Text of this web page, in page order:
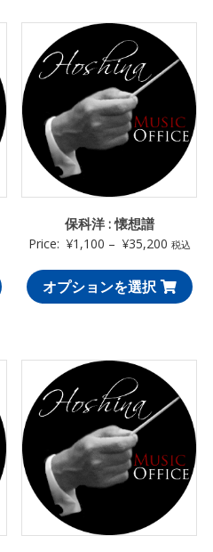
保科洋 : 懐想譜
Price: ¥1,100 – ¥35,200 税込
オプションを選択